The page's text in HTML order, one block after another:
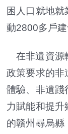
困人口就地
動2800多戶建
在非遺資源
政策要求的非
體驗、非遺踐
力賦能和提升
的贛州尋烏縣